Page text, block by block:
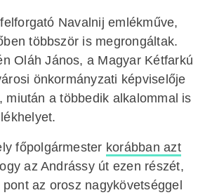
Navalnij emlékműve,
többször is megrongáltak.
Oláh János, a Magyar Kétfarkú
önkormányzati képviselője
miután a többedik alkalommal is
főpolgármester korábban azt
az Andrássy út ezen részét,
az orosz nagykövetséggel